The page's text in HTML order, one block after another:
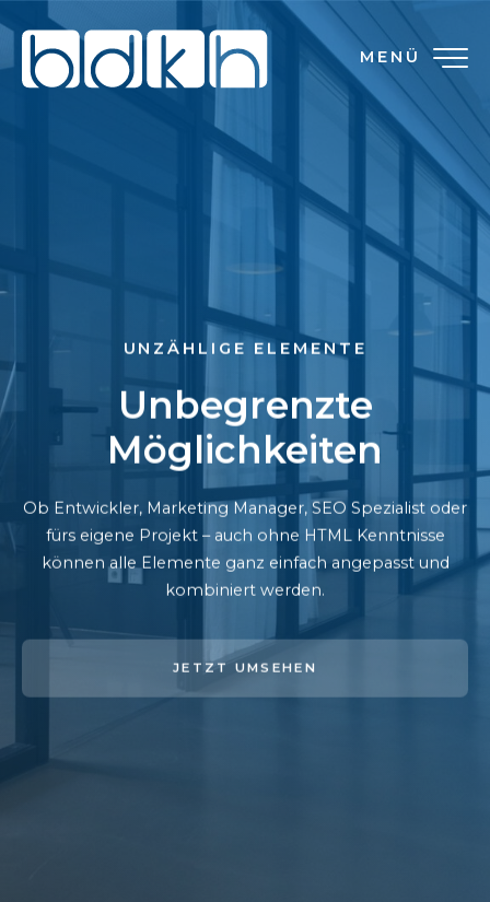
MENÜ
UNZÄHLIGE ELEMENTE
Unbegrenzte
Möglichkeiten
Ob Entwickler, Marketing Manager, SEO Spezialist oder
fürs eigene Projekt – auch ohne HTML Kenntnisse
können alle Elemente ganz einfach angepasst und
kombiniert werden.
JETZT UMSEHEN